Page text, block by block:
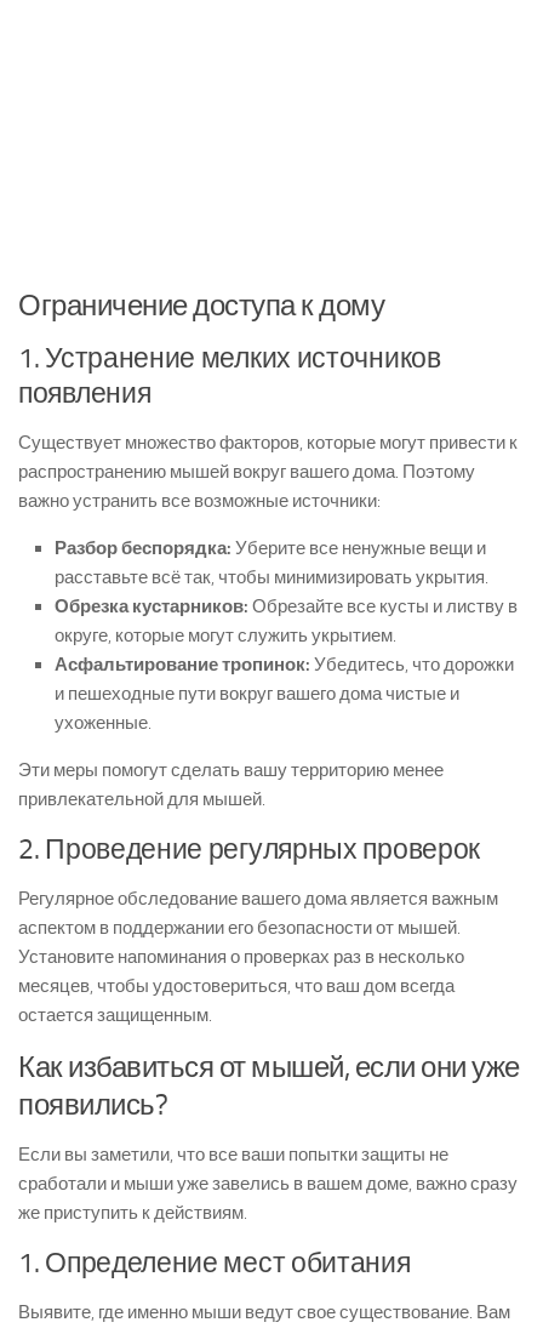
Ограничение доступа к дому
1. Устранение мелких источников
появления
Существует множество факторов, которые могут привести к
распространению мышей вокруг вашего дома. Поэтому
важно устранить все возможные источники:
Разбор беспорядка: Уберите все ненужные вещи и
расставьте всё так, чтобы минимизировать укрытия.
Обрезка кустарников: Обрезайте все кусты и листву в
округе, которые могут служить укрытием.
Асфальтирование тропинок: Убедитесь, что дорожки
и пешеходные пути вокруг вашего дома чистые и
ухоженные.
Эти меры помогут сделать вашу территорию менее
привлекательной для мышей.
2. Проведение регулярных проверок
Регулярное обследование вашего дома является важным
аспектом в поддержании его безопасности от мышей.
Установите напоминания о проверках раз в несколько
месяцев, чтобы удостовериться, что ваш дом всегда
остается защищенным.
Как избавиться от мышей, если они уже
появились?
Если вы заметили, что все ваши попытки защиты не
сработали и мыши уже завелись в вашем доме, важно сразу
же приступить к действиям.
1. Определение мест обитания
Выявите, где именно мыши ведут свое существование. Вам